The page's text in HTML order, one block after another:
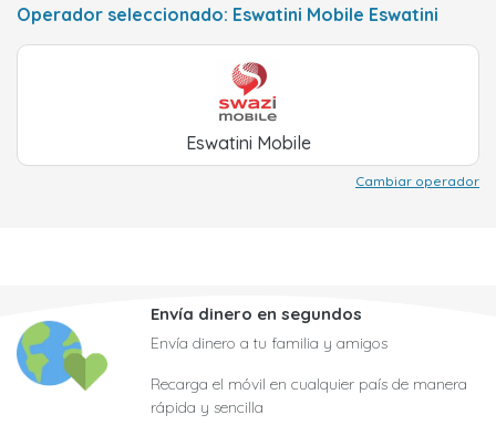
Operador seleccionado: Eswatini Mobile Eswatini
Eswatini Mobile
Cambiar operador
Envía dinero en segundos
Envía dinero a tu familia y amigos
Recarga el móvil en cualquier país de manera
rápida y sencilla